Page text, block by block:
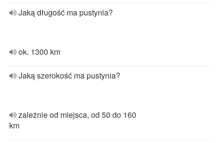
Jaką długość ma pustynia?
ok. 1300 km
Jaką szerokość ma pustynia?
zależnie od miejsca, od 50 do 160
km